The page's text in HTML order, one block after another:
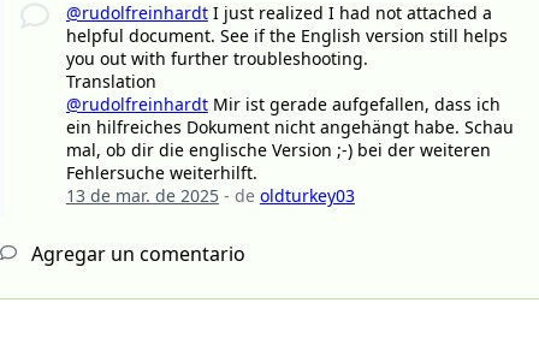
@rudolfreinhardtI just realized I had not attached a
helpful document. See if the English version still helps
you out with further troubleshooting.
Translation
@rudolfreinhardtMir ist gerade aufgefallen, dass ich
ein hilfreiches Dokument nicht angehängt habe. Schau
mal, ob dir die englische Version ;-) bei der weiteren
Fehlersuche weiterhilft.
13 de mar. de 2025- de oldturkey03
Agregar un comentario